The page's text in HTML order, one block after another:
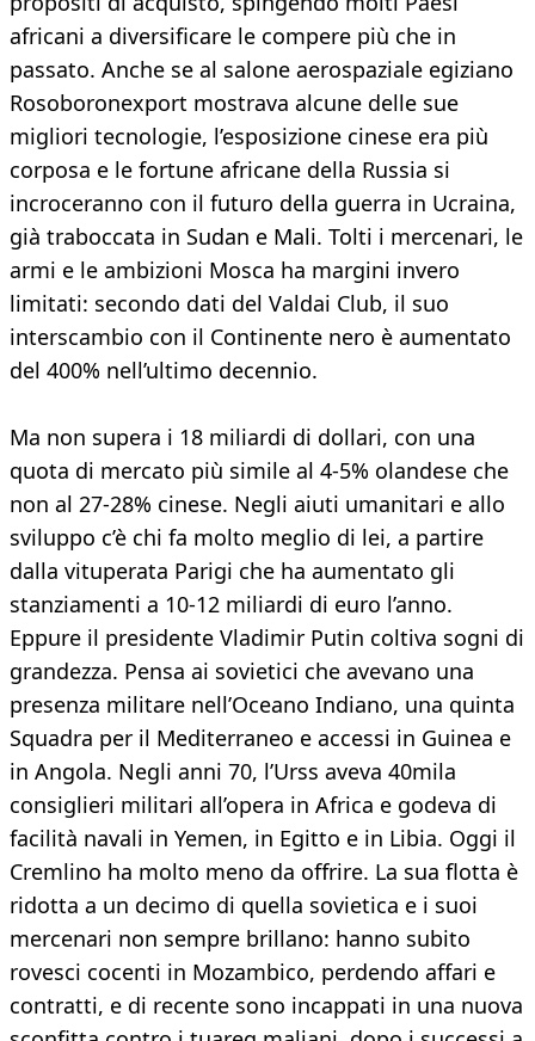
africani a diversificare le compere più che in
passato. Anche se al salone aerospaziale egiziano
Rosoboronexport mostrava alcune delle sue
migliori tecnologie, l’esposizione cinese era più
corposa e le fortune africane della Russia si
incroceranno con il futuro della guerra in Ucraina,
già traboccata in Sudan e Mali. Tolti i mercenari, le
armi e le ambizioni Mosca ha margini invero
limitati: secondo dati del Valdai Club, il suo
interscambio con il Continente nero è aumentato
del 400% nell’ultimo decennio.
Ma non supera i 18 miliardi di dollari, con una
quota di mercato più simile al 4-5% olandese che
non al 27-28% cinese. Negli aiuti umanitari e allo
sviluppo c’è chi fa molto meglio di lei, a partire
dalla vituperata Parigi che ha aumentato gli
stanziamenti a 10-12 miliardi di euro l’anno.
Eppure il presidente Vladimir Putin coltiva sogni di
grandezza. Pensa ai sovietici che avevano una
presenza militare nell’Oceano Indiano, una quinta
Squadra per il Mediterraneo e accessi in Guinea e
in Angola. Negli anni 70, l’Urss aveva 40mila
consiglieri militari all’opera in Africa e godeva di
facilità navali in Yemen, in Egitto e in Libia. Oggi il
Cremlino ha molto meno da offrire. La sua flotta è
ridotta a un decimo di quella sovietica e i suoi
mercenari non sempre brillano: hanno subito
rovesci cocenti in Mozambico, perdendo affari e
contratti, e di recente sono incappati in una nuova